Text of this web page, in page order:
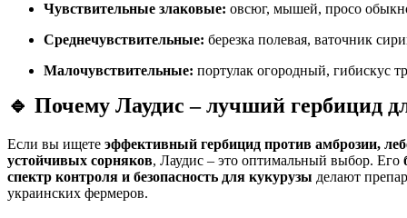
Чувствительные злаковые: овсюг, мышей, просо
Среднечувствительные: березка полевая, ваточник
Малочувствительные: портулак огородный, гибискус
🔹 Почему Лаудис – лучший гербицид
Если вы ищете эффективный гербицид против амброзии,
устойчивых сорняков, Лаудис – это оптимальный выбор. Его
спектр контроля и безопасность для кукурузы делают
украинских фермеров.